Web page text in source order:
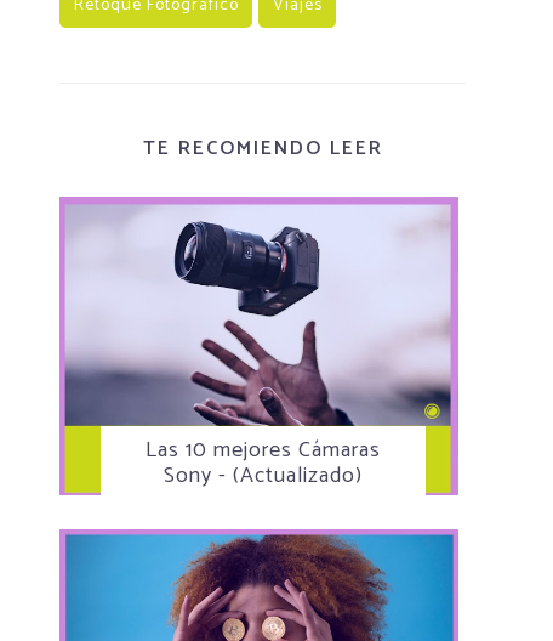
Retoque Fotográfico
Viajes
TE RECOMIENDO LEER
Las 10 mejores Cámaras
Sony - (Actualizado)